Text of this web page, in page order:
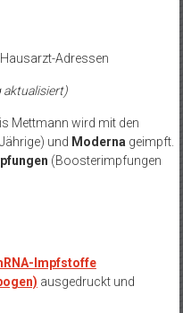
Adressen
aktualisiert)
Mettmann wird mit den
und Moderna geimpft.
(Boosterimpfungen
Impfstoffe
ausgedruckt und